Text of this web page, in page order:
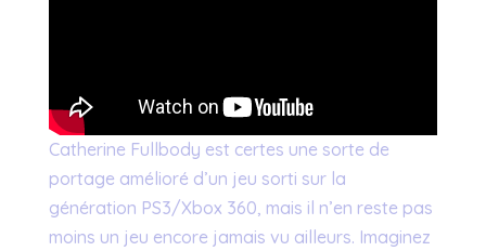
Catherine Fullbody est certes une sorte de
portage amélioré d’un jeu sorti sur la
génération PS3/Xbox 360, mais il n’en reste pas
moins un jeu encore jamais vu ailleurs. Imaginez